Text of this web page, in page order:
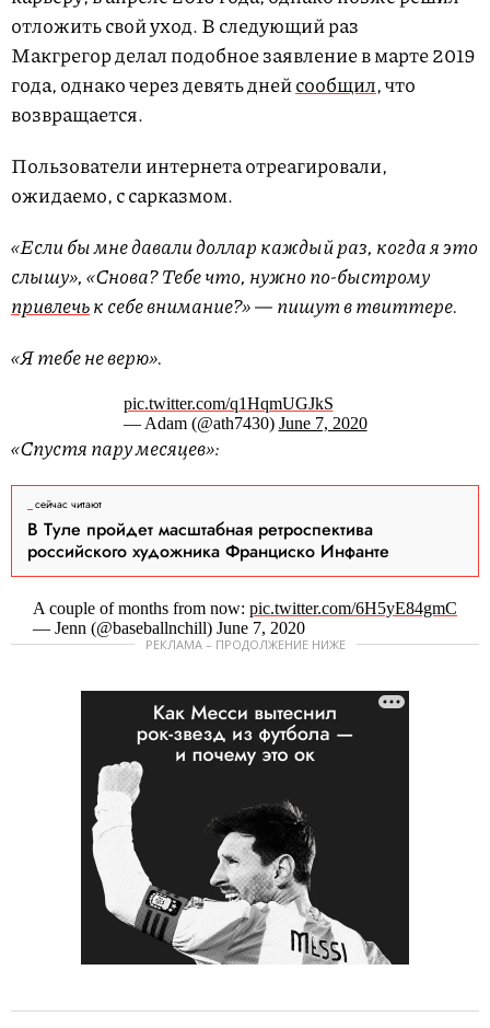
отложить свой уход. В следующий раз
Макгрегор делал подобное заявление в марте 2019
года, однако через девять днейсообщил, что
возвращается.
Пользователи интернета отреагировали,
ожидаемо, с сарказмом.
«Если бы мне давали доллар каждый раз, когда я это
слышу», «Снова? Тебе что, нужно по-быстрому
привлечьк себе внимание?» — пишут в твиттере.
«Я тебе не верю».
pic.twitter.com/q1HqmUGJkS
— Adam (@ath7430) June 7, 2020
«Спустя пару месяцев»:
сейчас читают
В Туле пройдет масштабная ретроспектива
российского художника Франциско Инфанте
A couple of months from now: pic.twitter.com/6H5yE84gmC
— Jenn (@baseballnchill) June 7, 2020
РЕКЛАМА – ПРОДОЛЖЕНИЕ НИЖЕ